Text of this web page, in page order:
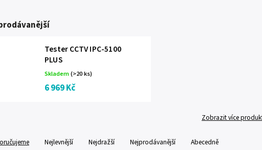
Tester CCTV IPC-5100
PLUS
Skladem(>20 ks)
6 969 Kč
Zobrazit více
Nejlevnější Nejdražší Nejprodávanější Abecedně